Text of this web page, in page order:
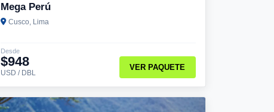
Mega Perú
Cusco, Lima
Desde
$948
USD / DBL
VER PAQUETE